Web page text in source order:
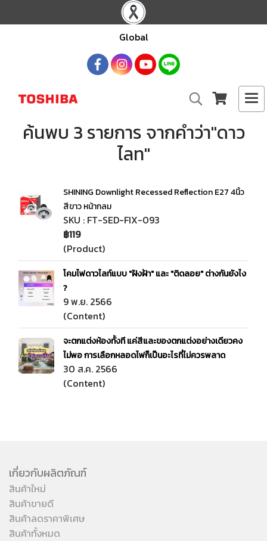
Global
ค้นพบ 3 รายการ จากคำว่า"ดาว
ไลท"
SHINING Downlight Recessed Reflection E27 4นิ้ว
สีขาว หน้ากลม
SKU : FT-SED-FIX-093
฿119
(Product)
โคมไฟดาวไลท์แบบ "ฝังฝ้า" และ "ติดลอย" ต่างกันยังไง
?
9 พ.ย. 2566
(Content)
จะตกแต่งห้องทั้งที แค่สีและของตกแต่งอย่างเดียวคง
ไม่พอ การเลือกหลอดไฟก็เป็นอะไรที่ไม่ควรพลาด
30 ส.ค. 2566
(Content)
เกี่ยวกับผลิตภัณฑ์
สินค้าใหม่
สินค้าขายดี
สินค้าลดราคาพิเศษ
สินค้าทั้งหมด